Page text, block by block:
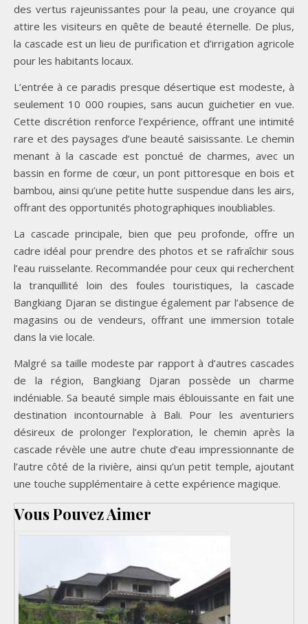
des vertus rajeunissantes pour la peau, une croyance qui
attire les visiteurs en quête de beauté éternelle. De plus,
la cascade est un lieu de purification et d’irrigation agricole
pour les habitants locaux.
L’entrée à ce paradis presque désertique est modeste, à
seulement 10 000 roupies, sans aucun guichetier en vue.
Cette discrétion renforce l’expérience, offrant une intimité
rare et des paysages d’une beauté saisissante. Le chemin
menant à la cascade est ponctué de charmes, avec un
bassin en forme de cœur, un pont pittoresque en bois et
bambou, ainsi qu’une petite hutte suspendue dans les airs,
offrant des opportunités photographiques inoubliables.
La cascade principale, bien que peu profonde, offre un
cadre idéal pour prendre des photos et se rafraîchir sous
l’eau ruisselante. Recommandée pour ceux qui recherchent
la tranquillité loin des foules touristiques, la cascade
Bangkiang Djaran se distingue également par l’absence de
magasins ou de vendeurs, offrant une immersion totale
dans la vie locale.
Malgré sa taille modeste par rapport à d’autres cascades
de la région, Bangkiang Djaran possède un charme
indéniable. Sa beauté simple mais éblouissante en fait une
destination incontournable à Bali. Pour les aventuriers
désireux de prolonger l’exploration, le chemin après la
cascade révèle une autre chute d’eau impressionnante de
l’autre côté de la rivière, ainsi qu’un petit temple, ajoutant
une touche supplémentaire à cette expérience magique.
Vous Pouvez Aimer